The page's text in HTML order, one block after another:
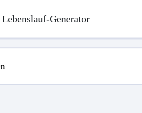
Lebenslauf-Generator